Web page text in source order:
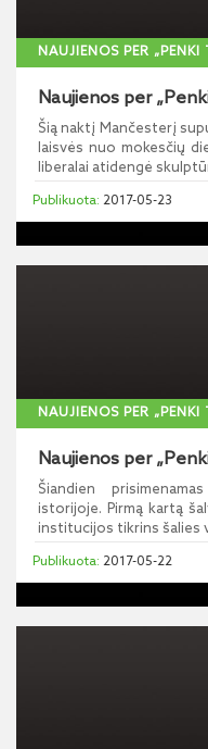
NAUJIENOS PER „PENKI
Naujienos per
Šią naktį Mančesterį
laisvės nuo mokesčių
liberalai atidengė
2017-05-23
NAUJIENOS PER „PENKI
Naujienos per
Šiandien
istorijoje. Pirmą kartą
institucijos tikrins šalies
2017-05-22